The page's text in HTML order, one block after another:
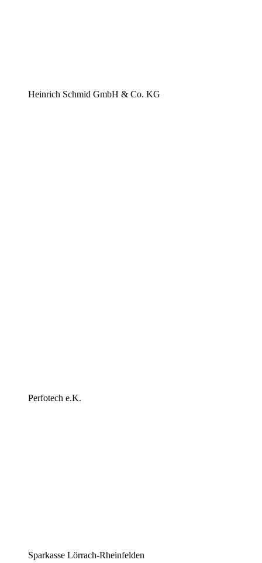
Heinrich Schmid GmbH & Co. KG
Perfotech e.K.
Sparkasse Lörrach-Rheinfelden